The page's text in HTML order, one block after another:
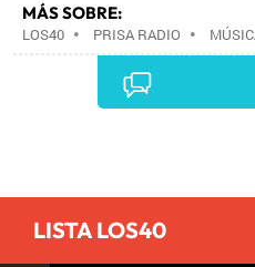
MÁS SOBRE:
LOS40 • PRISA RADIO •
GRUPO PRISA•GRUPO
COMUNICACIÓN•
LISTA LOS40